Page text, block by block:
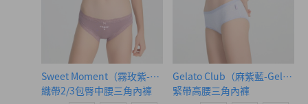
Sweet Moment（霧玫紫-sugar）
織帶2/3包臀中腰三角內褲
Gelato Club（麻紫藍-Gelato
緊帶高腰三角內褲